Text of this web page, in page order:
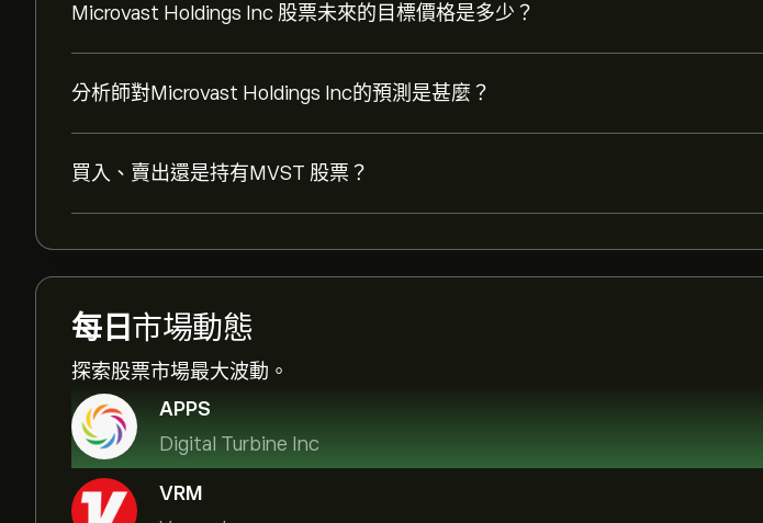
Microvast Holdings Inc 股票未來的目標價格是多少？
分析師對Microvast Holdings Inc的預測是甚麼？
買入、賣出還是持有MVST 股票？
每日 市場動態
探索股票市場最大波動。
APPS
Digital Turbine Inc
VRM